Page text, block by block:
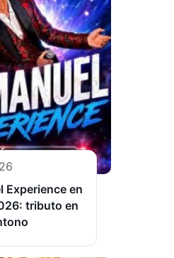
Experience en
tributo en